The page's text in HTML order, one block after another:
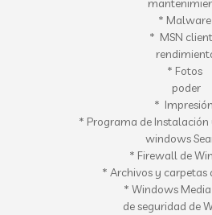
* Malware
* MSN
* Fotos
poder
* Impresión
* Programa de Instalación
windows
* Firewall de
* Archivos y carpetas
* Windows
de seguridad de